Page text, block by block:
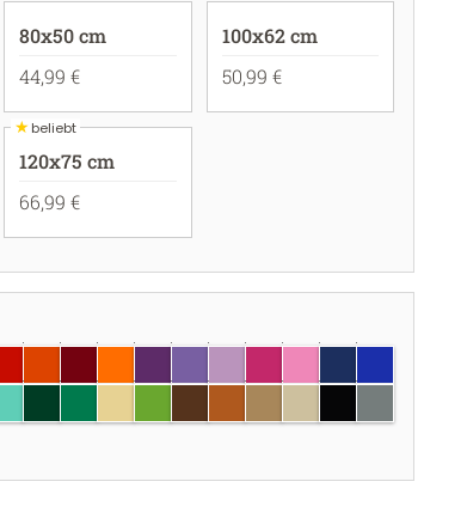
80x50 cm
44,99 €
100x62 cm
50,99 €
★beliebt
120x75 cm
66,99 €